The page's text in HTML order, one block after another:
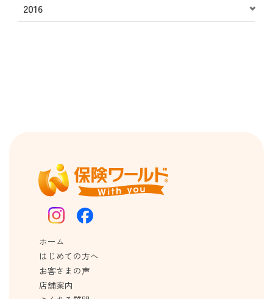
2016
ホーム
はじめての方へ
お客さまの声
店舗案内